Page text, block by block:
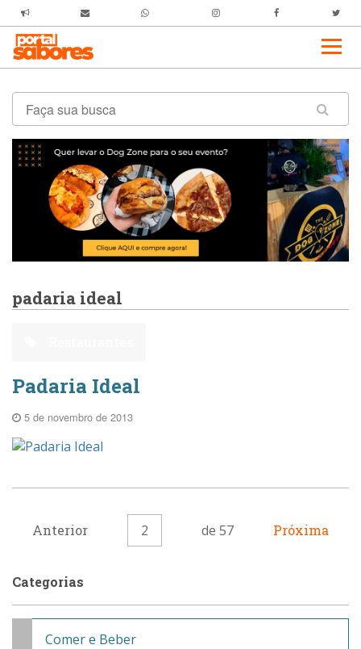
padaria ideal
Padaria Ideal
5 de novembro de 2013
Anterior 2 de 57 Próxima
Categorias
Comer e Beber